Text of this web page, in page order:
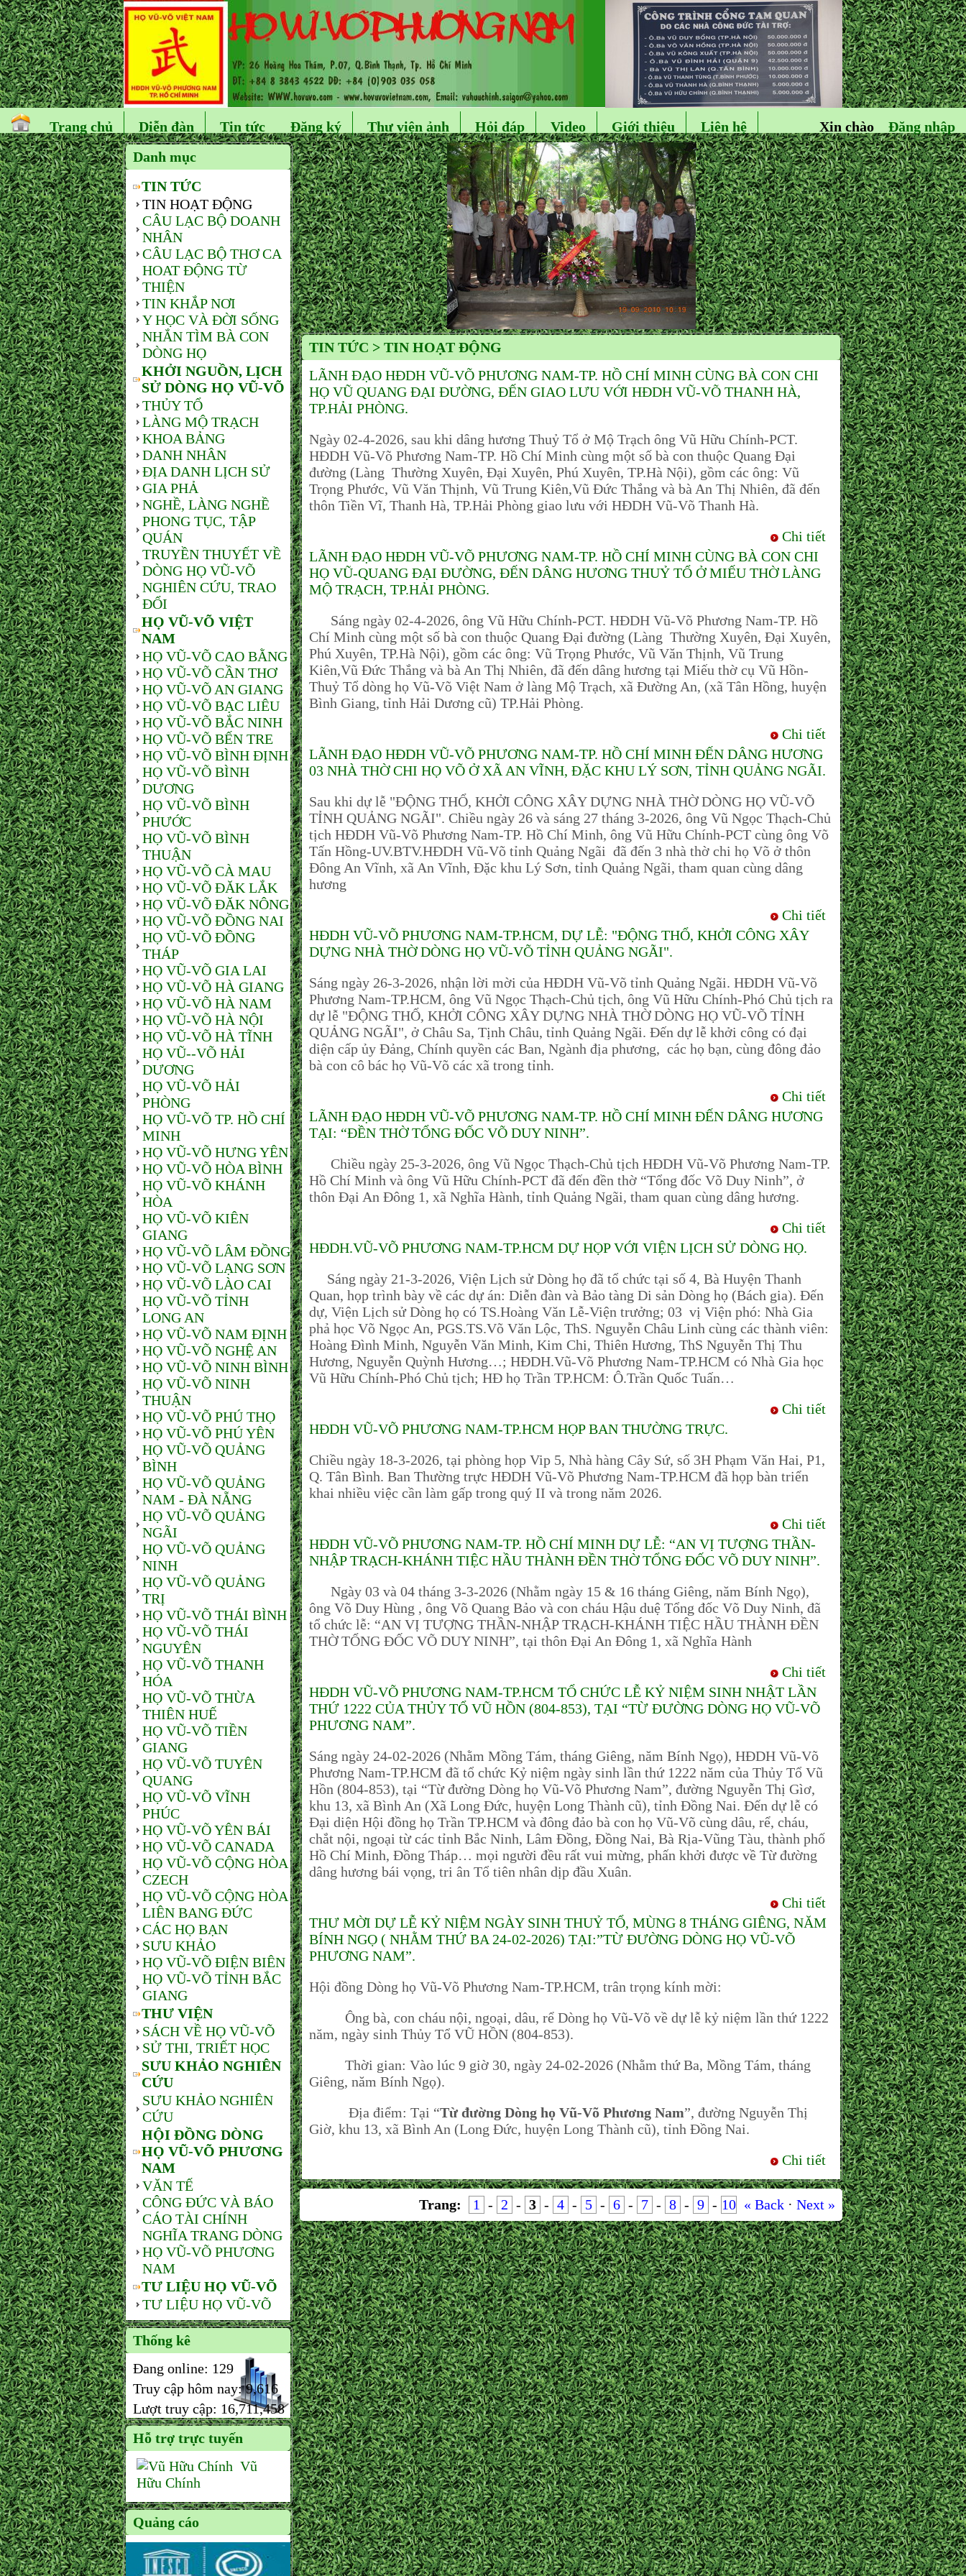
Trang chủ Diễn đàn Tin tức Đăng ký Thư viện ảnh Hỏi đáp Video Giới thiệu Liên hệ Đăng nhập
Xin chào
Danh mục
TIN TỨC
TIN HOẠT ĐỘNG
CÂU LẠC BỘ DOANH
NHÂN
CÂU LẠC BỘ THƠ CA
HOAT ĐỘNG TỪ
THIỆN
TIN KHẮP NƠI
Y HỌC VÀ ĐỜI SỐNG
NHẮN TÌM BÀ CON
DÒNG HỌ
KHỞI NGUỒN, LỊCH
SỬ DÒNG HỌ VŨ-VÕ
THỦY TỔ
LÀNG MỘ TRẠCH
KHOA BẢNG
DANH NHÂN
ĐỊA DANH LỊCH SỬ
GIA PHẢ
NGHỀ, LÀNG NGHỀ
PHONG TỤC, TẬP
QUÁN
TRUYỀN THUYẾT VỀ
DÒNG HỌ VŨ-VÕ
NGHIÊN CỨU, TRAO
ĐỔI
HỌ VŨ-VÕ VIỆT
NAM
HỌ VŨ-VÕ CAO BẰNG
HỌ VŨ-VÕ CẦN THƠ
HỌ VŨ-VÕ AN GIANG
HỌ VŨ-VÕ BẠC LIÊU
HỌ VŨ-VÕ BẮC NINH
HỌ VŨ-VÕ BẾN TRE
HỌ VŨ-VÕ BÌNH ĐỊNH
HỌ VŨ-VÕ BÌNH
DƯƠNG
HỌ VŨ-VÕ BÌNH
PHƯỚC
HỌ VŨ-VÕ BÌNH
THUẬN
HỌ VŨ-VÕ CÀ MAU
HỌ VŨ-VÕ ĐĂK LẮK
HỌ VŨ-VÕ ĐĂK NÔNG
HỌ VŨ-VÕ ĐỒNG NAI
HỌ VŨ-VÕ ĐỒNG
THÁP
HỌ VŨ-VÕ GIA LAI
HỌ VŨ-VÕ HÀ GIANG
HỌ VŨ-VÕ HÀ NAM
HỌ VŨ-VÕ HÀ NỘI
HỌ VŨ-VÕ HÀ TĨNH
HỌ VŨ--VÕ HẢI
DƯƠNG
HỌ VŨ-VÕ HẢI
PHÒNG
HỌ VŨ-VÕ TP. HỒ CHÍ
MINH
HỌ VŨ-VÕ HƯNG YÊN
HỌ VŨ-VÕ HÒA BÌNH
HỌ VŨ-VÕ KHÁNH
HÒA
HỌ VŨ-VÕ KIÊN
GIANG
HỌ VŨ-VÕ LÂM ĐỒNG
HỌ VŨ-VÕ LẠNG SƠN
HỌ VŨ-VÕ LÀO CAI
HỌ VŨ-VÕ TỈNH
LONG AN
HỌ VŨ-VÕ NAM ĐỊNH
HỌ VŨ-VÕ NGHỆ AN
HỌ VŨ-VÕ NINH BÌNH
HỌ VŨ-VÕ NINH
THUẬN
HỌ VŨ-VÕ PHÚ THỌ
HỌ VŨ-VÕ PHÚ YÊN
HỌ VŨ-VÕ QUẢNG
BÌNH
HỌ VŨ-VÕ QUẢNG
NAM - ĐÀ NẴNG
HỌ VŨ-VÕ QUẢNG
NGÃI
HỌ VŨ-VÕ QUẢNG
NINH
HỌ VŨ-VÕ QUẢNG
TRỊ
HỌ VŨ-VÕ THÁI BÌNH
HỌ VŨ-VÕ THÁI
NGUYÊN
HỌ VŨ-VÕ THANH
HÓA
HỌ VŨ-VÕ THỪA
THIÊN HUẾ
HỌ VŨ-VÕ TIỀN
GIANG
HỌ VŨ-VÕ TUYÊN
QUANG
HỌ VŨ-VÕ VĨNH
PHÚC
HỌ VŨ-VÕ YÊN BÁI
HỌ VŨ-VÕ CANADA
HỌ VŨ-VÕ CỘNG HÒA
CZECH
HỌ VŨ-VÕ CỘNG HÒA
LIÊN BANG ĐỨC
CÁC HỌ BẠN
SƯU KHẢO
HỌ VŨ-VÕ ĐIỆN BIÊN
HỌ VŨ-VÕ TỈNH BẮC
GIANG
THƯ VIỆN
SÁCH VỀ HỌ VŨ-VÕ
SỬ THI, TRIẾT HỌC
SƯU KHẢO NGHIÊN
CỨU
SƯU KHẢO NGHIÊN
CỨU
HỘI ĐỒNG DÒNG
HỌ VŨ-VÕ PHƯƠNG
NAM
VĂN TẾ
CÔNG ĐỨC VÀ BÁO
CÁO TÀI CHÍNH
NGHĨA TRANG DÒNG
HỌ VŨ-VÕ PHƯƠNG
NAM
TƯ LIỆU HỌ VŨ-VÕ
TƯ LIỆU HỌ VŨ-VÕ
Thống kê
Đang online: 129
Truy cập hôm nay:9,616
Lượt truy cập: 16,711,458
Hỗ trợ trực tuyến
Vũ
Hữu Chính
Quảng cáo
TIN TỨC > TIN HOẠT ĐỘNG
LÃNH ĐẠO HĐDH VŨ-VÕ PHƯƠNG NAM-TP. HỒ CHÍ MINH CÙNG BÀ CON CHI
HỌ VŨ QUANG ĐẠI ĐƯỜNG, ĐẾN GIAO LƯU VỚI HĐDH VŨ-VÕ THANH HÀ,
TP.HẢI PHÒNG.
Ngày 02-4-2026, sau khi dâng hương Thuỷ Tổ ở Mộ Trạch ông Vũ Hữu Chính-PCT.
HĐDH Vũ-Võ Phương Nam-TP. Hồ Chí Minh cùng một số bà con thuộc Quang Đại
đường (Làng Thường Xuyên, Đại Xuyên, Phú Xuyên, TP.Hà Nội), gồm các ông: Vũ
Trọng Phước, Vũ Văn Thịnh, Vũ Trung Kiên,Vũ Đức Thắng và bà An Thị Nhiên, đã đến
thôn Tiền Vĩ, Thanh Hà, TP.Hải Phòng giao lưu với HĐDH Vũ-Võ Thanh Hà.
Chi tiết
LÃNH ĐẠO HĐDH VŨ-VÕ PHƯƠNG NAM-TP. HỒ CHÍ MINH CÙNG BÀ CON CHI
HỌ VŨ-QUANG ĐẠI ĐƯỜNG, ĐẾN DÂNG HƯƠNG THUỶ TỔ Ở MIẾU THỜ LÀNG
MỘ TRẠCH, TP.HẢI PHÒNG.
Sáng ngày 02-4-2026, ông Vũ Hữu Chính-PCT. HĐDH Vũ-Võ Phương Nam-TP. Hồ
Chí Minh cùng một số bà con thuộc Quang Đại đường (Làng Thường Xuyên, Đại Xuyên,
Phú Xuyên, TP.Hà Nội), gồm các ông: Vũ Trọng Phước, Vũ Văn Thịnh, Vũ Trung
Kiên,Vũ Đức Thắng và bà An Thị Nhiên, đã đến dâng hương tại Miếu thờ cụ Vũ Hồn-
Thuỷ Tổ dòng họ Vũ-Võ Việt Nam ở làng Mộ Trạch, xã Đường An, (xã Tân Hồng, huyện
Bình Giang, tỉnh Hải Dương cũ) TP.Hải Phòng.
Chi tiết
LÃNH ĐẠO HĐDH VŨ-VÕ PHƯƠNG NAM-TP. HỒ CHÍ MINH ĐẾN DÂNG HƯƠNG
03 NHÀ THỜ CHI HỌ VÕ Ở XÃ AN VĨNH, ĐẶC KHU LÝ SƠN, TỈNH QUẢNG NGÃI.
Sau khi dự lễ "ĐỘNG THỔ, KHỞI CÔNG XÂY DỰNG NHÀ THỜ DÒNG HỌ VŨ-VÕ
TỈNH QUẢNG NGÃI". Chiều ngày 26 và sáng 27 tháng 3-2026, ông Vũ Ngọc Thạch-Chủ
tịch HĐDH Vũ-Võ Phương Nam-TP. Hồ Chí Minh, ông Vũ Hữu Chính-PCT cùng ông Võ
Tấn Hồng-UV.BTV.HĐDH Vũ-Võ tỉnh Quảng Ngãi đã đến 3 nhà thờ chi họ Võ ở thôn
Đông An Vĩnh, xã An Vĩnh, Đặc khu Lý Sơn, tỉnh Quảng Ngãi, tham quan cùng dâng
hương
Chi tiết
HĐDH VŨ-VÕ PHƯƠNG NAM-TP.HCM, DỰ LỄ: "ĐỘNG THỔ, KHỞI CÔNG XÂY
DỰNG NHÀ THỜ DÒNG HỌ VŨ-VÕ TỈNH QUẢNG NGÃI".
Sáng ngày 26-3-2026, nhận lời mời của HĐDH Vũ-Võ tỉnh Quảng Ngãi. HĐDH Vũ-Võ
Phương Nam-TP.HCM, ông Vũ Ngọc Thạch-Chủ tịch, ông Vũ Hữu Chính-Phó Chủ tịch ra
dự lễ "ĐỘNG THỔ, KHỞI CÔNG XÂY DỰNG NHÀ THỜ DÒNG HỌ VŨ-VÕ TỈNH
QUẢNG NGÃI", ở Châu Sa, Tịnh Châu, tỉnh Quảng Ngãi. Đến dự lễ khởi công có đại
diện cấp ủy Đảng, Chính quyền các Ban, Ngành địa phương, các họ bạn, cùng đông đảo
bà con cô bác họ Vũ-Võ các xã trong tỉnh.
Chi tiết
LÃNH ĐẠO HĐDH VŨ-VÕ PHƯƠNG NAM-TP. HỒ CHÍ MINH ĐẾN DÂNG HƯƠNG
TẠI: “ĐỀN THỜ TỔNG ĐỐC VÕ DUY NINH”.
Chiều ngày 25-3-2026, ông Vũ Ngọc Thạch-Chủ tịch HĐDH Vũ-Võ Phương Nam-TP.
Hồ Chí Minh và ông Vũ Hữu Chính-PCT đã đến đền thờ “Tổng đốc Võ Duy Ninh”, ở
thôn Đại An Đông 1, xã Nghĩa Hành, tỉnh Quảng Ngãi, tham quan cùng dâng hương.
Chi tiết
HĐDH.VŨ-VÕ PHƯƠNG NAM-TP.HCM DỰ HỌP VỚI VIỆN LỊCH SỬ DÒNG HỌ.
Sáng ngày 21-3-2026, Viện Lịch sử Dòng họ đã tổ chức tại số 4, Bà Huyện Thanh
Quan, họp trình bày về các dự án: Diễn đàn và Bảo tàng Di sản Dòng họ (Bách gia). Đến
dự, Viện Lịch sử Dòng họ có TS.Hoàng Văn Lễ-Viện trưởng; 03 vị Viện phó: Nhà Gia
phả học Võ Ngọc An, PGS.TS.Võ Văn Lộc, ThS. Nguyễn Châu Linh cùng các thành viên:
Hoàng Đình Minh, Nguyễn Văn Minh, Kim Chi, Thiên Hương, ThS Nguyễn Thị Thu
Hương, Nguyễn Quỳnh Hương…; HĐDH.Vũ-Võ Phương Nam-TP.HCM có Nhà Gia học
Vũ Hữu Chính-Phó Chủ tịch; HĐ họ Trần TP.HCM: Ô.Trần Quốc Tuấn…
Chi tiết
HĐDH VŨ-VÕ PHƯƠNG NAM-TP.HCM HỌP BAN THƯỜNG TRỰC.
Chiều ngày 18-3-2026, tại phòng họp Vip 5, Nhà hàng Cây Sứ, số 3H Phạm Văn Hai, P1,
Q. Tân Bình. Ban Thường trực HĐDH Vũ-Võ Phương Nam-TP.HCM đã họp bàn triển
khai nhiều việc cần làm gấp trong quý II và trong năm 2026.
Chi tiết
HĐDH VŨ-VÕ PHƯƠNG NAM-TP. HỒ CHÍ MINH DỰ LỄ: “AN VỊ TƯỢNG THẦN-
NHẬP TRẠCH-KHÁNH TIỆC HẦU THÀNH ĐỀN THỜ TỔNG ĐỐC VÕ DUY NINH”.
Ngày 03 và 04 tháng 3-3-2026 (Nhằm ngày 15 & 16 tháng Giêng, năm Bính Ngọ),
ông Võ Duy Hùng , ông Võ Quang Bảo và con cháu Hậu duệ Tổng đốc Võ Duy Ninh, đã
tổ chức lễ: “AN VỊ TƯỢNG THẦN-NHẬP TRẠCH-KHÁNH TIỆC HẦU THÀNH ĐỀN
THỜ TỔNG ĐỐC VÕ DUY NINH”, tại thôn Đại An Đông 1, xã Nghĩa Hành
Chi tiết
HĐDH VŨ-VÕ PHƯƠNG NAM-TP.HCM TỔ CHỨC LỄ KỶ NIỆM SINH NHẬT LẦN
THỨ 1222 CỦA THỦY TỔ VŨ HỒN (804-853), TẠI “TỪ ĐƯỜNG DÒNG HỌ VŨ-VÕ
PHƯƠNG NAM”.
Sáng ngày 24-02-2026 (Nhằm Mồng Tám, tháng Giêng, năm Bính Ngọ), HĐDH Vũ-Võ
Phương Nam-TP.HCM đã tổ chức Kỷ niệm ngày sinh lần thứ 1222 năm của Thủy Tổ Vũ
Hồn (804-853), tại “Từ đường Dòng họ Vũ-Võ Phương Nam”, đường Nguyễn Thị Gìơ,
khu 13, xã Bình An (Xã Long Đức, huyện Long Thành cũ), tỉnh Đồng Nai. Đến dự lễ có
Đại diện Hội đồng họ Trần TP.HCM và đông đảo bà con họ Vũ-Võ cùng dâu, rể, cháu,
chắt nội, ngoại từ các tỉnh Bắc Ninh, Lâm Đồng, Đồng Nai, Bà Rịa-Vũng Tàu, thành phố
Hồ Chí Minh, Đồng Tháp… mọi người đều rất vui mừng, phấn khởi được về Từ đường
dâng hương bái vọng, tri ân Tổ tiên nhân dịp đầu Xuân.
Chi tiết
THƯ MỜI DỰ LỄ KỶ NIỆM NGÀY SINH THUỶ TỔ, MÙNG 8 THÁNG GIÊNG, NĂM
BÍNH NGỌ ( NHẰM THỨ BA 24-02-2026) TẠI:”TỪ ĐƯỜNG DÒNG HỌ VŨ-VÕ
PHƯƠNG NAM”.
Hội đồng Dòng họ Vũ-Võ Phương Nam-TP.HCM, trân trọng kính mời:
Ông bà, con cháu nội, ngoại, dâu, rể Dòng họ Vũ-Võ về dự lễ kỷ niệm lần thứ 1222
năm, ngày sinh Thủy Tổ VŨ HỒN (804-853).
Thời gian: Vào lúc 9 giờ 30, ngày 24-02-2026 (Nhằm thứ Ba, Mồng Tám, tháng
Giêng, năm Bính Ngọ).
Địa điểm: Tại “Từ đường Dòng họ Vũ-Võ Phương Nam”, đường Nguyễn Thị
Giờ, khu 13, xã Bình An (Long Đức, huyện Long Thành cũ), tỉnh Đồng Nai.
Chi tiết
Trang: 1 - 2 - 3 - 4 - 5 - 6 - 7 - 8 - 9 - 10 « Back · Next »